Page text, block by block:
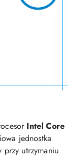
Intel Core
jednostka
przy utrzymaniu